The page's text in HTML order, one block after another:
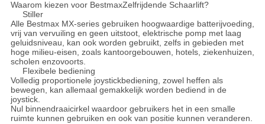
Waarom kiezen voor BestmaxZelfrijdende Schaarlift?
Stiller
Alle Bestmax MX-series gebruiken hoogwaardige batterijvoeding,
vrij van vervuiling en geen uitstoot, elektrische pomp met laag
geluidsniveau, kan ook worden gebruikt, zelfs in gebieden met
hoge milieu-eisen, zoals kantoorgebouwen, hotels, ziekenhuizen,
scholen enzovoorts.
Flexibele bediening
Volledig proportionele joystickbediening, zowel heffen als
bewegen, kan allemaal gemakkelijk worden bediend in de
joystick.
Nul binnendraaicirkel waardoor gebruikers het in een smalle
ruimte kunnen gebruiken en ook van positie kunnen veranderen.